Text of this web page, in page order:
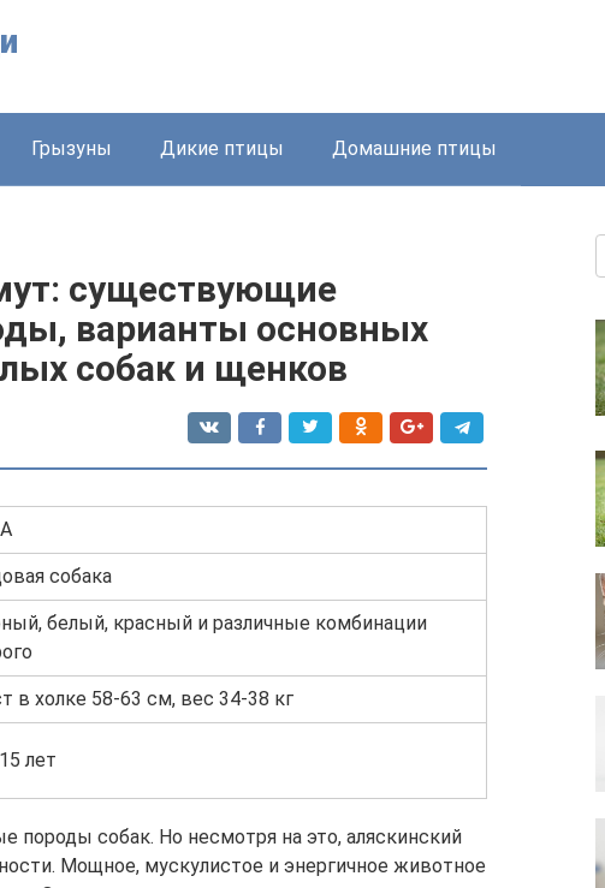
Грызуны Дикие птицы Домашние птицы
существующие
варианты основных
собак и щенков
собака
белый, красный и различные комбинации
в холке 58-63 см, вес 34-38 кг
лет
породы собак. Но несмотря на это, аляскинский
Мощное, мускулистое и энергичное животное